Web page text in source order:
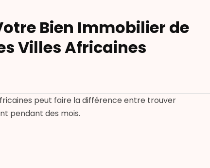
Bien Immobilier de
Villes Africaines
peut faire la différence entre trouver
pendant des mois.